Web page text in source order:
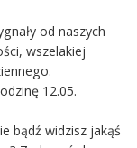
od naszych
wszelakiej
12.05.
bądź widzisz jakąś